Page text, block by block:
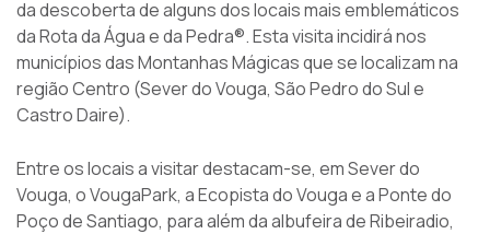
da descoberta de alguns dos locais mais emblemáticos
da Rota da Água e da Pedra®. Esta visita incidirá nos
municípios das Montanhas Mágicas que se localizam na
região Centro (Sever do Vouga, São Pedro do Sul e
Castro Daire).
Entre os locais a visitar destacam-se, em Sever do
Vouga, o VougaPark, a Ecopista do Vouga e a Ponte do
Poço de Santiago, para além da albufeira de Ribeiradio,